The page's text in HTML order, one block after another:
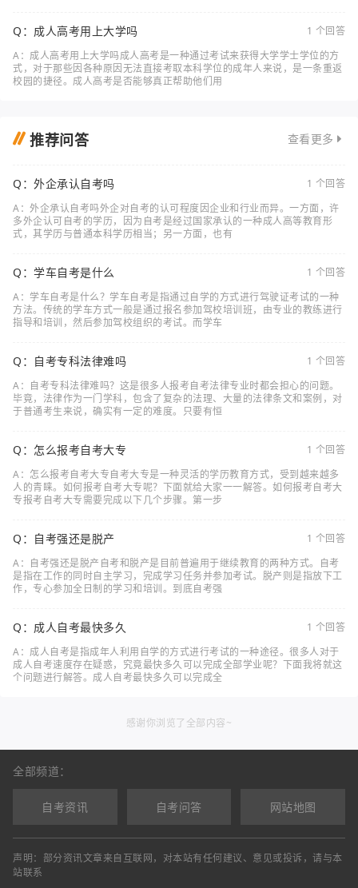
Q：成人高考用上大学吗
1 个回答
A：成人高考用上大学吗成人高考是一种通过考试来获得大学学士学位的方
式，对于那些因各种原因无法直接考取本科学位的成年人来说，是一条重返
校园的捷径。成人高考是否能够真正帮助他们用
推荐问答 查看更多
Q：外企承认自考吗
1 个回答
A：外企承认自考吗外企对自考的认可程度因企业和行业而异。一方面，许
多外企认可自考的学历，因为自考是经过国家承认的一种成人高等教育形
式，其学历与普通本科学历相当；另一方面，也有
Q：学车自考是什么
1 个回答
A：学车自考是什么？学车自考是指通过自学的方式进行驾驶证考试的一种
方法。传统的学车方式一般是通过报名参加驾校培训班，由专业的教练进行
指导和培训，然后参加驾校组织的考试。而学车
Q：自考专科法律难吗
1 个回答
A：自考专科法律难吗？这是很多人报考自考法律专业时都会担心的问题。
毕竟，法律作为一门学科，包含了复杂的法理、大量的法律条文和案例，对
于普通考生来说，确实有一定的难度。只要有恒
Q：怎么报考自考大专
1 个回答
A：怎么报考自考大专自考大专是一种灵活的学历教育方式，受到越来越多
人的青睐。如何报考自考大专呢？下面就给大家一一解答。如何报考自考大
专报考自考大专需要完成以下几个步骤。第一步
Q：自考强还是脱产
1 个回答
A：自考强还是脱产自考和脱产是目前普遍用于继续教育的两种方式。自考
是指在工作的同时自主学习，完成学习任务并参加考试。脱产则是指放下工
作，专心参加全日制的学习和培训。到底自考强
Q：成人自考最快多久
1 个回答
A：成人自考是指成年人利用自学的方式进行考试的一种途径。很多人对于
成人自考速度存在疑惑，究竟最快多久可以完成全部学业呢？下面我将就这
个问题进行解答。成人自考最快多久可以完成全
感谢你浏览了全部内容~
全部频道：
自考资讯 自考问答 网站地图
声明：部分资讯文章来自互联网，对本站有任何建议、意见或投诉，请与本
站联系